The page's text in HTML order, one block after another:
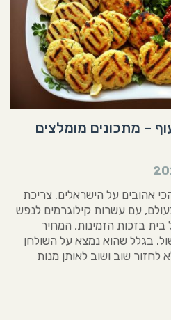
– מתכונים מומלצים
אהובים על הישראלים. צריכת
עם עשרות קילוגרמים לנפש
בזכות הזמינות, המחיר
בגלל שהוא נמצא על השולחן
לחזור שוב ושוב לאותן מנות